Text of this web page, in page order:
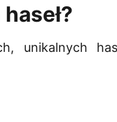
unikalnych